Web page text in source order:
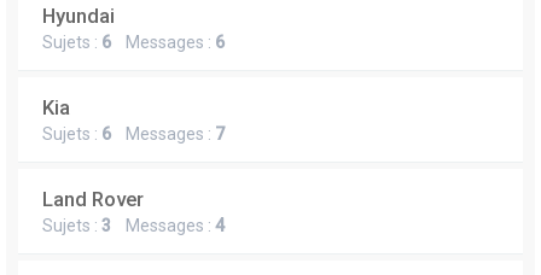
Hyundai
Sujets : 6 Messages : 6
Kia
Sujets : 6 Messages : 7
Land Rover
Sujets : 3 Messages : 4